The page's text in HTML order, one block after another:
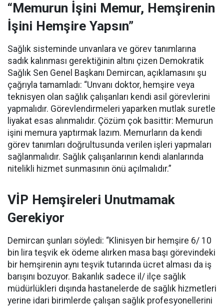
“Memurun İşini Memur, Hemşirenin
İşini Hemşire Yapsın”
Sağlık sisteminde unvanlara ve görev tanımlarına
sadık kalınması gerektiğinin altını çizen Demokratik
Sağlık Sen Genel Başkanı Demircan, açıklamasını şu
çağrıyla tamamladı: “Unvanı doktor, hemşire veya
teknisyen olan sağlık çalışanları kendi asil görevlerini
yapmalıdır. Görevlendirmeleri yaparken mutlak suretle
liyakat esas alınmalıdır. Çözüm çok basittir: Memurun
işini memura yaptırmak lazım. Memurların da kendi
görev tanımları doğrultusunda verilen işleri yapmaları
sağlanmalıdır. Sağlık çalışanlarının kendi alanlarında
nitelikli hizmet sunmasının önü açılmalıdır.”
VİP Hemşireleri Unutmamak
Gerekiyor
Demircan şunları söyledi: “Klinisyen bir hemşire 6/ 10
bin lira teşvik ek ödeme alırken masa başı görevindeki
bir hemşirenin aynı teşvik tutarında ücret alması da iş
barışını bozuyor. Bakanlık sadece il/ ilçe sağlık
müdürlükleri dışında hastanelerde de sağlık hizmetleri
yerine idari birimlerde çalışan sağlık profesyonellerini